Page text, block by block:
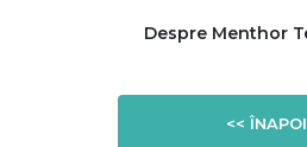
Despre Menthor
<< ÎNAPOI